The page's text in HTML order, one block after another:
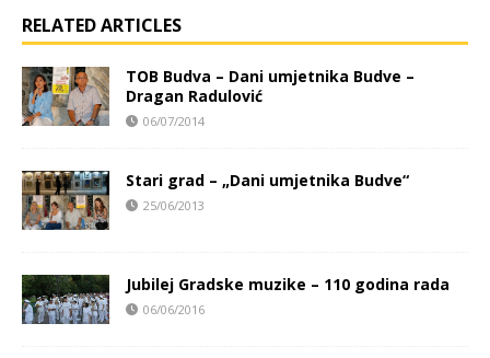
RELATED ARTICLES
TOB Budva – Dani umjetnika Budve –
Dragan Radulović
06/07/2014
Stari grad – „Dani umjetnika Budve“
25/06/2013
Jubilej Gradske muzike – 110 godina rada
06/06/2016